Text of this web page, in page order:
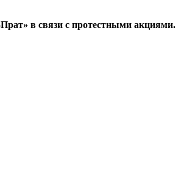
в связи с протестными акциями.